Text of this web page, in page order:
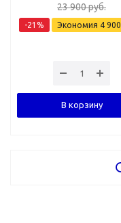
23 900руб.
-21 % Экономия 4 900
В корзину